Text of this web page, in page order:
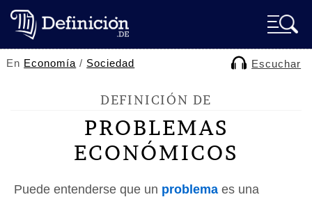
En Economía / Sociedad Escuchar
DEFINICIÓN DE
PROBLEMAS
ECONÓMICOS
Puede entenderse que un problema es una